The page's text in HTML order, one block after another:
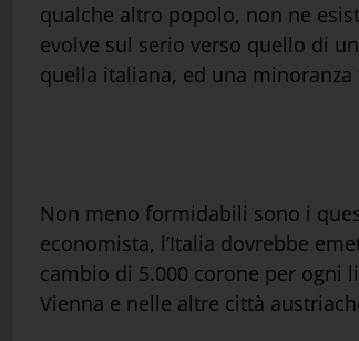
qualche altro popolo, non ne
evolve sul serio verso quello di
quella italiana, ed una
Non meno formidabili sono i
economista, l’Italia dovrebbe
cambio di 5.000 corone per ogni
Vienna e nelle altre città